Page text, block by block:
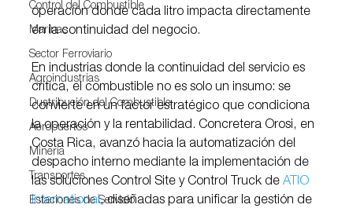
Control del Combustible
Marinas
Sector Ferroviario
Agroindustrias
Dustribución del Combustible
Aeropuertos
Minería
Transportes
Estaciones de Servicio
operación donde cada litro impacta directamente
en la continuidad del negocio.
En industrias donde la continuidad del servicio es
crítica, el combustible no es solo un insumo: se
convierte en un factor estratégico que condiciona
la operación y la rentabilidad. Concretera Orosi, en
Costa Rica, avanzó hacia la automatización del
despacho interno mediante la implementación de
las soluciones Control Site y Control Truck de ATIO
International, diseñadas para unificar la gestión de